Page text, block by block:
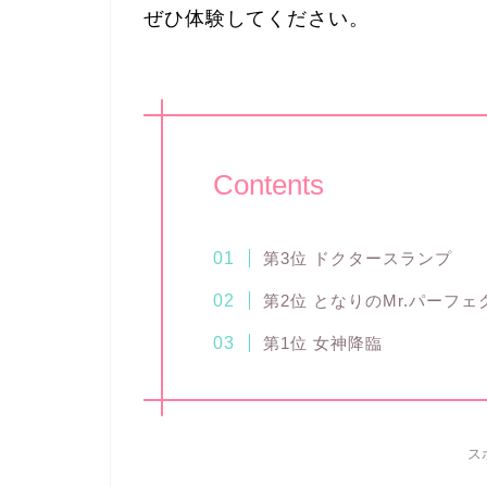
ぜひ体験してください。
Contents
第3位 ドクタースランプ
第2位 となりのMr.パーフェ
第1位 女神降臨
ス